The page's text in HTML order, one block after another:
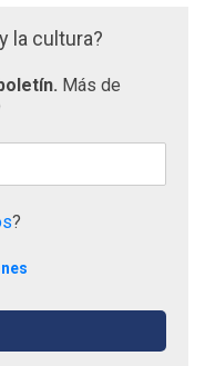
la cultura?
Más de
?